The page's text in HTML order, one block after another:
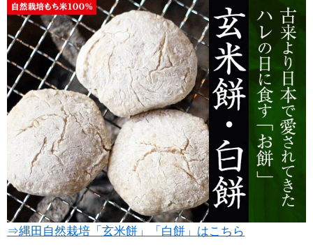
⇒縄田自然栽培「玄米餅」「白餅」はこちら